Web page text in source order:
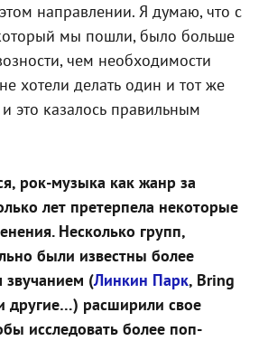
направлении. Я думаю, что с
мы пошли, было больше
чем необходимости
хотели делать один и тот же
это казалось правильным
рок-музыка как жанр за
лет претерпела некоторые
Несколько групп,
были известны более
звучанием (Линкин Парк, Bring
другие…) расширили свое
исследовать более поп-